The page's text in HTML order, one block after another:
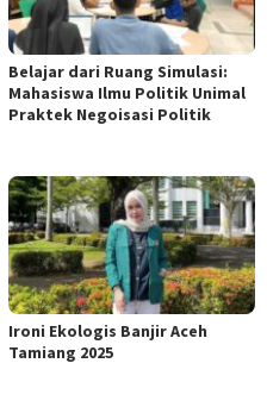
Belajar dari Ruang Simulasi:
Mahasiswa Ilmu Politik Unimal
Praktek Negoisasi Politik
Ironi Ekologis Banjir Aceh
Tamiang 2025